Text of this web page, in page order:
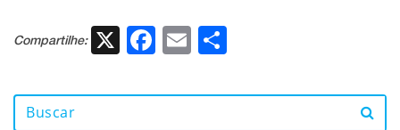
Compartilhe: X Facebook
Email